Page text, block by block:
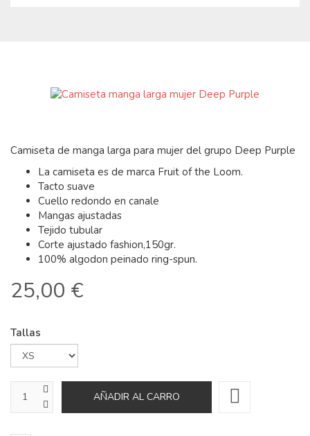
Camiseta de manga larga para mujer del grupo Deep Purple
La camiseta es de marca Fruit of the Loom.
Tacto suave
Cuello redondo en canale
Mangas ajustadas
Tejido tubular
Corte ajustado fashion,150gr.
100% algodon peinado ring-spun.
25,00 €
Tallas